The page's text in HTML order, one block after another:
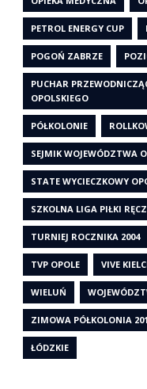
PETROL ENERGY CUP
POGOŃ ZABRZE
PUCHAR
OPOLSKIEGO
PÓŁKOLONIE
SEJMIK WOJEWÓDZTWA
STATE WYCIECZKOWY
SZKOLNA LIGA PIŁKI
TURNIEJ ROCZNIKA 2004
TVP OPOLE VIVE
WIELUŃ
ZIMOWA PÓŁKOLONIA
ŁÓDZKIE